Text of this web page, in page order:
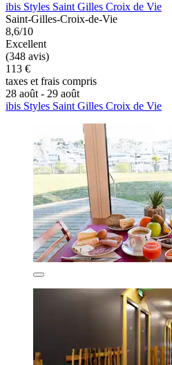
ibis Styles Saint Gilles Croix de Vie
Saint-Gilles-Croix-de-Vie
8,6/10
Excellent
(348 avis)
113 €
taxes et frais compris
28 août - 29 août
ibis Styles Saint Gilles Croix de Vie